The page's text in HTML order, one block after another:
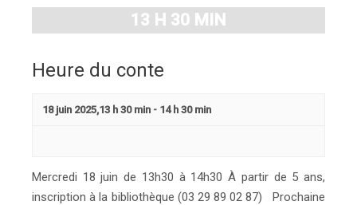
13 H 30 MIN
Heure du conte
18 juin 2025,13 h 30 min - 14 h 30 min
Mercredi 18 juin de 13h30 à 14h30 À partir de 5 ans,
inscription à la bibliothèque (03 29 89 02 87) Prochaine